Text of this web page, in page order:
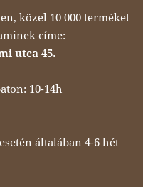
közel 10 000 terméket
címe:
utca 45.
10-14h
általában 4-6 hét